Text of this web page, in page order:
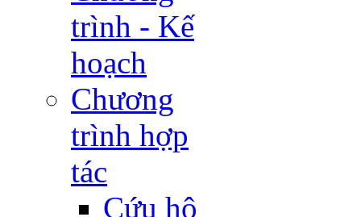
trình - Kế
hoạch
Chương
trình hợp
tác
Cứu hộ